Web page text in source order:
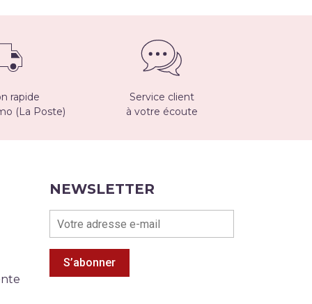
rapide
(La Poste)
Service client
à votre écoute
NEWSLETTER
S’abonner